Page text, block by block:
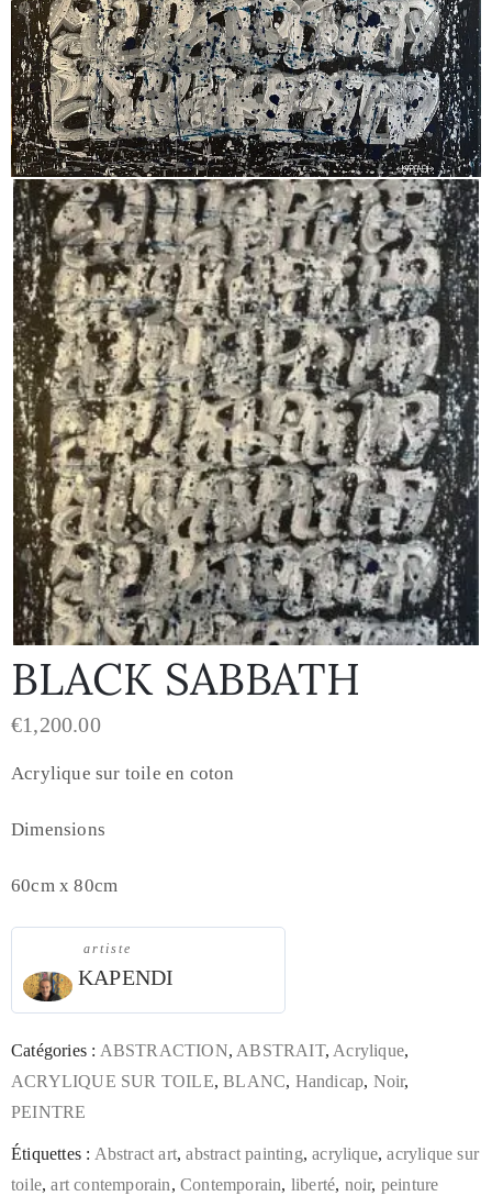
BLACK SABBATH
€1,200.00
Acrylique sur toile en coton
Dimensions
60cm x 80cm
artiste
KAPENDI
Catégories : ABSTRACTION, ABSTRAIT, Acrylique,
ACRYLIQUE SUR TOILE,BLANC, Handicap, Noir,
PEINTRE
Étiquettes : Abstract art,abstract painting,acrylique,acrylique sur
toile,art contemporain,Contemporain, liberté, noir, peinture